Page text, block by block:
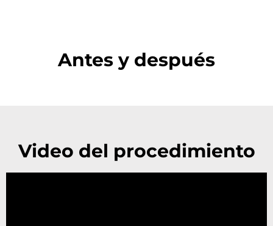
Antes y después
Video del procedimiento